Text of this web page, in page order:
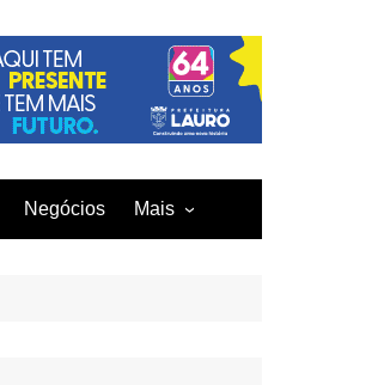
Negócios Mais